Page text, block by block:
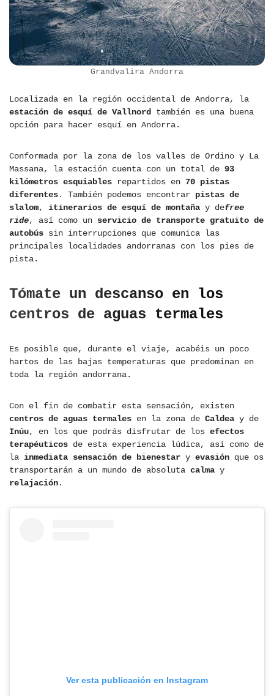
Grandvalira Andorra
Localizada en la región occidental de Andorra, la
estación de esquí de Vallnord también es una buena
opción para hacer esquí en Andorra.
Conformada por la zona de los valles de Ordino y La
Massana, la estación cuenta con un total de 93
kilómetros esquiables repartidos en 70 pistas
diferentes. También podemos encontrar pistas de
slalom, itinerarios de esquí de montaña y defree
ride, así como un servicio de transporte gratuito de
autobús sin interrupciones que comunica las
principales localidades andorranas con los pies de
pista.
Tómate un descanso en los
centros de aguas termales
Es posible que, durante el viaje, acabéis un poco
hartos de las bajas temperaturas que predominan en
toda la región andorrana.
Con el fin de combatir esta sensación, existen
centros de aguas termales en la zona de Caldea y de
Inúu, en los que podrás disfrutar de los efectos
terapéuticos de esta experiencia lúdica, así como de
la inmediata sensación de bienestar y evasión que os
transportarán a un mundo de absoluta calma y
relajación.
Ver esta publicación en Instagram